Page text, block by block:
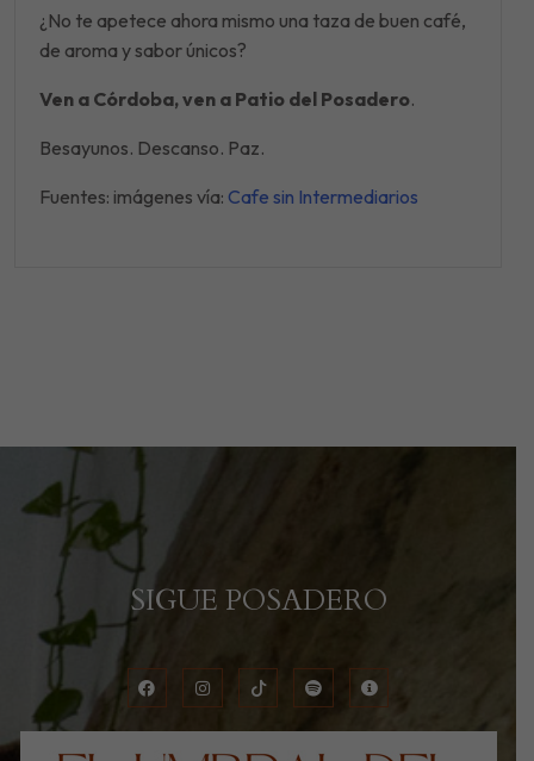
¿No te apetece ahora mismo una taza de buen café,
de aroma y sabor únicos?
Ven a Córdoba, ven a Patio del Posadero.
Besayunos. Descanso. Paz.
Fuentes: imágenes vía: Cafe sin Intermediarios
SIGUE POSADERO